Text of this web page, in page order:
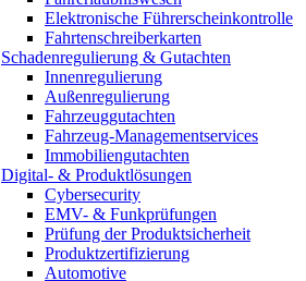
Elektronische Führerscheinkontrolle
Fahrtenschreiberkarten
Schadenregulierung & Gutachten
Innenregulierung
Außenregulierung
Fahrzeuggutachten
Fahrzeug-Managementservices
Immobiliengutachten
Digital- & Produktlösungen
Cybersecurity
EMV- & Funkprüfungen
Prüfung der Produktsicherheit
Produktzertifizierung
Automotive